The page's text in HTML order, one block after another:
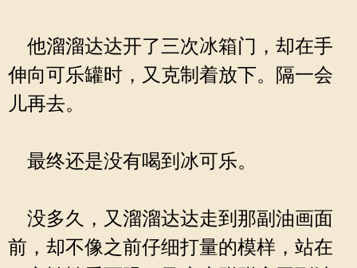
他溜溜达达开了三次冰箱门，却在手
伸向可乐罐时，又克制着放下。隔一会
儿再去。
最终还是没有喝到冰可乐。
没多久，又溜溜达达走到那副油画面
前，却不像之前仔细打量的模样，站在